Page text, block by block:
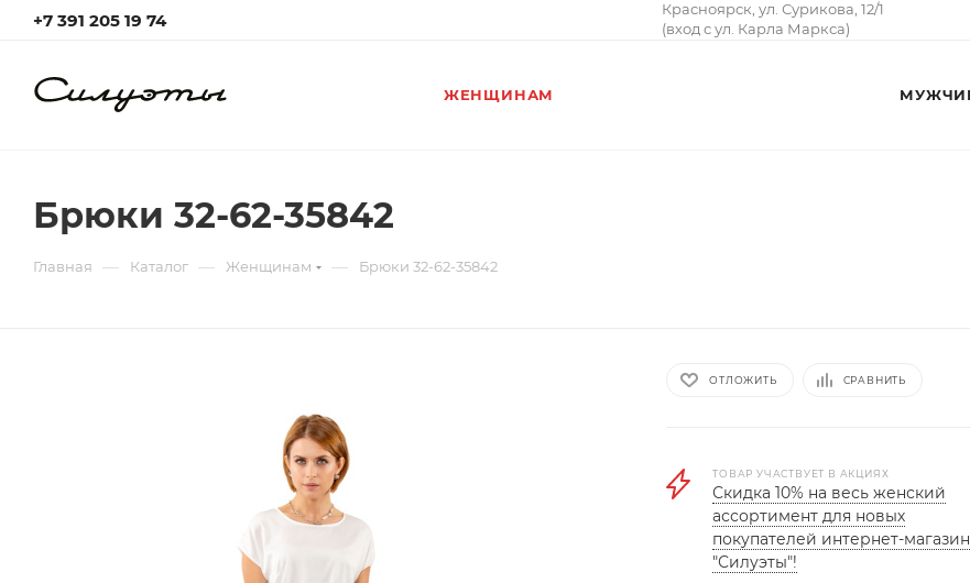
+7 391 205 19 74
Красноярск, ул. Сурикова, 12/1
(вход с ул. Карла Маркса)
ЖЕНЩИНАМ
Брюки 32-62-35842
Главная — Каталог — Женщинам — Брюки 32-62-35842
ОТЛОЖИТЬ СРАВНИТЬ
ТОВАР УЧАСТВУЕТ В АКЦИЯХ
Скидка 10% на весь женский
ассортимент для новых
покупателей интернет-
"Силуэты"!